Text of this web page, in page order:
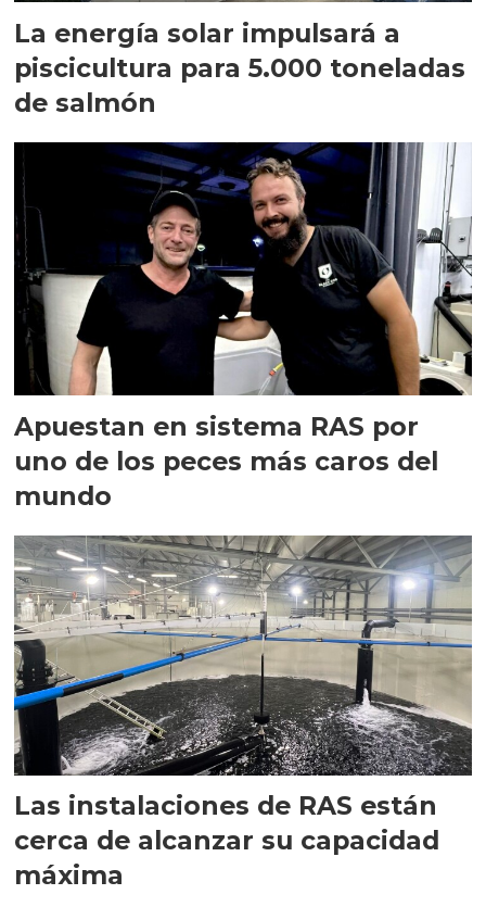
La energía solar impulsará a
piscicultura para 5.000 toneladas
de salmón
Apuestan en sistema RAS por
uno de los peces más caros del
mundo
Las instalaciones de RAS están
cerca de alcanzar su capacidad
máxima